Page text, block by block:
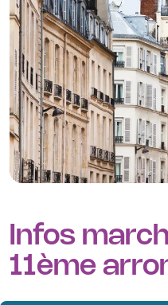
Bastille: Un pôle
entreprises créatives et
Oberkampf: Un
decoworking
Nation: Un secteur en
bureaux flexibles
Découvrez aussi toutes
de coworking et deflex-
et Paris 20.
Infos
11ème